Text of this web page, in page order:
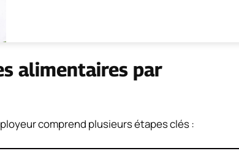
alimentaires par
comprend plusieurs étapes clés :